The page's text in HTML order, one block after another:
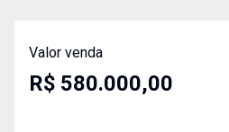
Valor venda
R$ 580.000,00